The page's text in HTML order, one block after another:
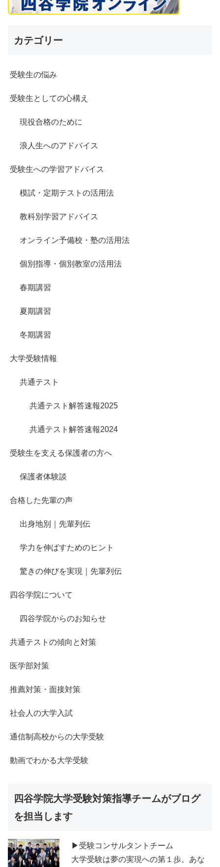
カテゴリー
受験生の悩み
受験生としての心構え
現役合格のために
浪人生へのアドバイス
受験生への学習アドバイス
模試・定期テストの活用法
教科別学習アドバイス
オンライン予備校・塾の活用法
個別指導・個別教室の活用法
春期講習
夏期講習
冬期講習
大学受験情報
共通テスト
共通テスト解答速報2025
共通テスト解答速報2024
受験生を支える保護者の方へ
保護者体験談
合格した先輩の声
出身地別｜先輩列伝
学力を伸ばすためのヒント
驚きの伸びを実現｜先輩列伝
四谷学院について
四谷学院からのお知らせ
共通テストの傾向と対策
医学部対策
推薦対策・面接対策
社会人の大学入試
通信制高校からの大学受験
動画でわかる大学受験
四谷学院大学受験対策指導チームがブログ
を担当します
▶受験コンサルタントチーム
大学受験は夢の実現への第１歩。あな